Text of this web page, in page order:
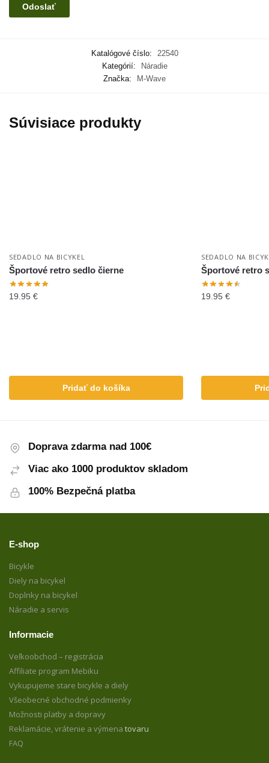
Katalógové číslo:
22540
Kategórií:
Náradie
Značka:
M-Wave
Súvisiace produkty
SEDADLO NA BICYKEL
Športové retro sedlo čierne
19.95 €
Pridať do košíka
SEDADLO NA
Športové retro
19.95 €
Doprava zdarma nad 100€
Viac ako 1000 produktov skladom
100% Bezpečná platba
E-shop
Bicykle
Diely na bicykel
Doplnky na bicykel
Náradie a servis
Informacie
Veľkoobchod – registrácia
Affiliate program Mebiku
Vykupujeme stare bicykle a diely
Všeobecné obchodné podmienky
Možnosti platby a dopravy
Reklamácie, vrátenie a výmena tovaru
FAQ